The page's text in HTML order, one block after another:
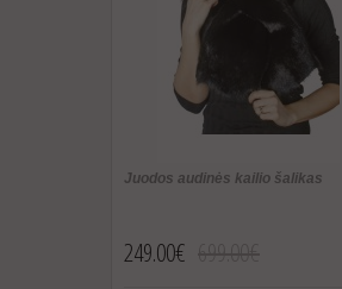
Juodos audinės kailio šalikas
249.00€